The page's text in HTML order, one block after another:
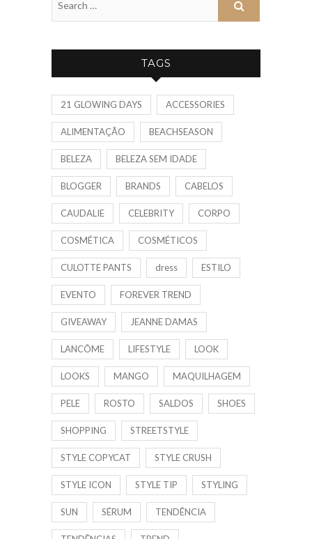
TAGS
21 GLOWING DAYS ACCESSORIES
ALIMENTAÇÃO BEACHSEASON
BELEZA BELEZA SEM IDADE
BLOGGER BRANDS CABELOS
CAUDALIE CELEBRITY CORPO
COSMÉTICA COSMÉTICOS
CULOTTE PANTS dress ESTILO
EVENTO FOREVER TREND
GIVEAWAY JEANNE DAMAS
LANCÔME LIFESTYLE LOOK
LOOKS MANGO MAQUILHAGEM
PELE ROSTO SALDOS SHOES
SHOPPING STREETSTYLE
STYLE COPYCAT STYLE CRUSH
STYLE ICON STYLE TIP STYLING
SUN SÉRUM TENDÊNCIA